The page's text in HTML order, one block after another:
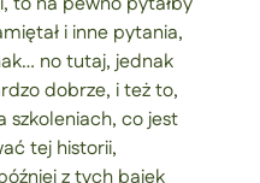
i inne pytania,
no tutaj, jednak
dobrze, i też to,
szkoleniach, co jest
tej historii,